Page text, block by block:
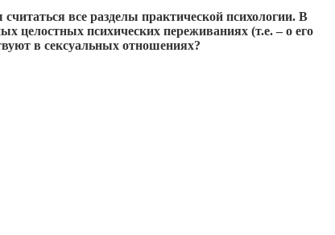
все разделы практической психологии. В
психических переживаниях (т.е. – о его
в сексуальных отношениях?